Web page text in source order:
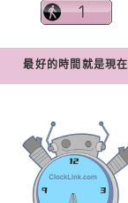
最好的時間就是現在